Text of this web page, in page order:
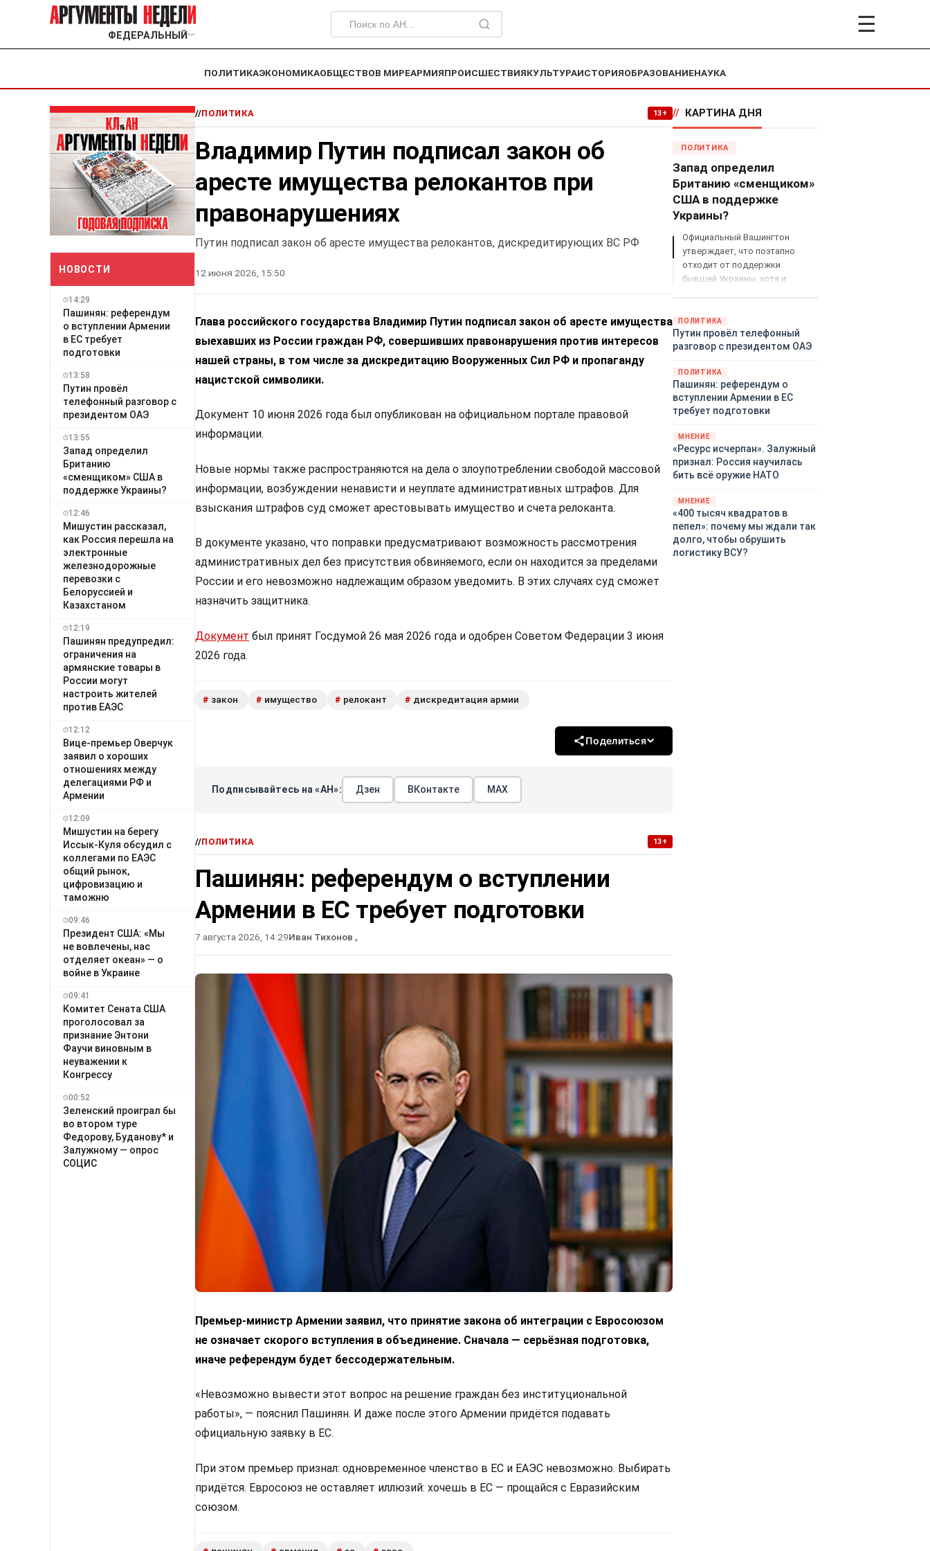
ФЕДЕРАЛЬНЫЙ ﹀ ☰
ПОЛИТИКАЭКОНОМИКАОБЩЕСТВОВ МИРЕАРМИЯПРОИСШЕСТВИЯКУЛЬТУРАИСТОРИЯОБРАЗОВАНИЕНАУКА
НОВОСТИ
14:29
Пашинян: референдум
о вступлении Армении
в ЕС требует
подготовки
13:58
Путин провёл
телефонный разговор с
президентом ОАЭ
13:55
Запад определил
Британию
«сменщиком» США в
поддержке Украины?
12:46
Мишустин рассказал,
как Россия перешла на
электронные
железнодорожные
перевозки с
Белоруссией и
Казахстаном
12:19
Пашинян предупредил:
ограничения на
армянские товары в
России могут
настроить жителей
против ЕАЭС
12:12
Вице-премьер Оверчук
заявил о хороших
отношениях между
делегациями РФ и
Армении
12:09
Мишустин на берегу
Иссык-Куля обсудил с
коллегами по ЕАЭС
общий рынок,
цифровизацию и
таможню
09:46
Президент США: «Мы
не вовлечены, нас
отделяет океан» — о
войне в Украине
09:41
Комитет Сената США
проголосовал за
признание Энтони
Фаучи виновным в
неуважении к
Конгрессу
00:52
Зеленский проиграл бы
во втором туре
Федорову, Буданову* и
Залужному — опрос
СОЦИС
//ПОЛИТИКА 13+
Владимир Путин подписал закон об
аресте имущества релокантов при
правонарушениях
Путин подписал закон об аресте имущества релокантов, дискредитирующих ВС РФ
12 июня 2026, 15:50
Глава российского государства Владимир Путин подписал закон об аресте имущества
выехавших из России граждан РФ, совершивших правонарушения против интересов
нашей страны, в том числе за дискредитацию Вооруженных Сил РФ и пропаганду
нацистской символики.
Документ 10 июня 2026 года был опубликован на официальном портале правовой
информации.
Новые нормы также распространяются на дела о злоупотреблении свободой массовой
информации, возбуждении ненависти и неуплате административных штрафов. Для
взыскания штрафов суд сможет арестовывать имущество и счета релоканта.
В документе указано, что поправки предусматривают возможность рассмотрения
административных дел без присутствия обвиняемого, если он находится за пределами
России и его невозможно надлежащим образом уведомить. В этих случаях суд сможет
назначить защитника.
Документ был принят Госдумой 26 мая 2026 года и одобрен Советом Федерации 3 июня
2026 года.
# закон # имущество # релокант # дискредитация армии
Поделиться
Подписывайтесь на «АН»: Дзен ВКонтакте МАХ
//ПОЛИТИКА 13+
Пашинян: референдум о вступлении
Армении в ЕС требует подготовки
7 августа 2026, 14:29Иван Тихонов ,
Премьер-министр Армении заявил, что принятие закона об интеграции с Евросоюзом
не означает скорого вступления в объединение. Сначала — серьёзная подготовка,
иначе референдум будет бессодержательным.
«Невозможно вывести этот вопрос на решение граждан без институциональной
работы», — пояснил Пашинян. И даже после этого Армении придётся подавать
официальную заявку в ЕС.
При этом премьер признал: одновременное членство в ЕС и ЕАЭС невозможно. Выбирать
придётся. Евросоюз не оставляет иллюзий: хочешь в ЕС — прощайся с Евразийским
союзом.
// КАРТИНА ДНЯ
ПОЛИТИКА
Запад определил
Британию «сменщиком»
США в поддержке
Украины?
Официальный Вашингтон
утверждает, что поэтапно
отходит от поддержки
бывшей Украины, хотя и
закупленное ранее оружие.
Также американская
администрация скидывает на
киевского режима оружием,
которое стремится продавать
всем новым снабженцам.
Однако часто возникают
предположения о возможном
«сменщике» американцев на
этом позорном посту.
Рассмотрим, кто же рвётся на
ПОЛИТИКА
Путин провёл телефонный
разговор с президентом ОАЭ
ПОЛИТИКА
Пашинян: референдум о
вступлении Армении в ЕС
требует подготовки
МНЕНИЕ
«Ресурс исчерпан». Залужный
признал: Россия научилась
бить всё оружие НАТО
МНЕНИЕ
«400 тысяч квадратов в
пепел»: почему мы ждали так
долго, чтобы обрушить
логистику ВСУ?